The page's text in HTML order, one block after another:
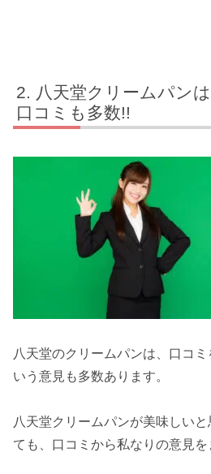
八天堂クリームパン
口コミも多数!!
八天堂のクリームパンは、口コ
いう意見も多数あります。
八天堂クリームパンが美味しい
ても、口コミから私なりの意見を